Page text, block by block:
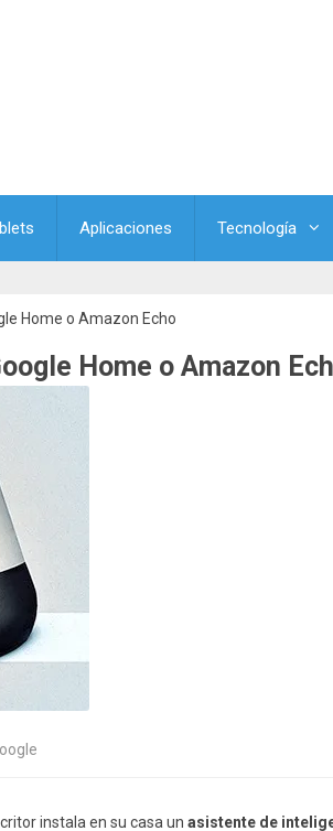
Aplicaciones Tecnología
Home o Amazon Echo
Home o Amazon
instala en su casa un asistente de